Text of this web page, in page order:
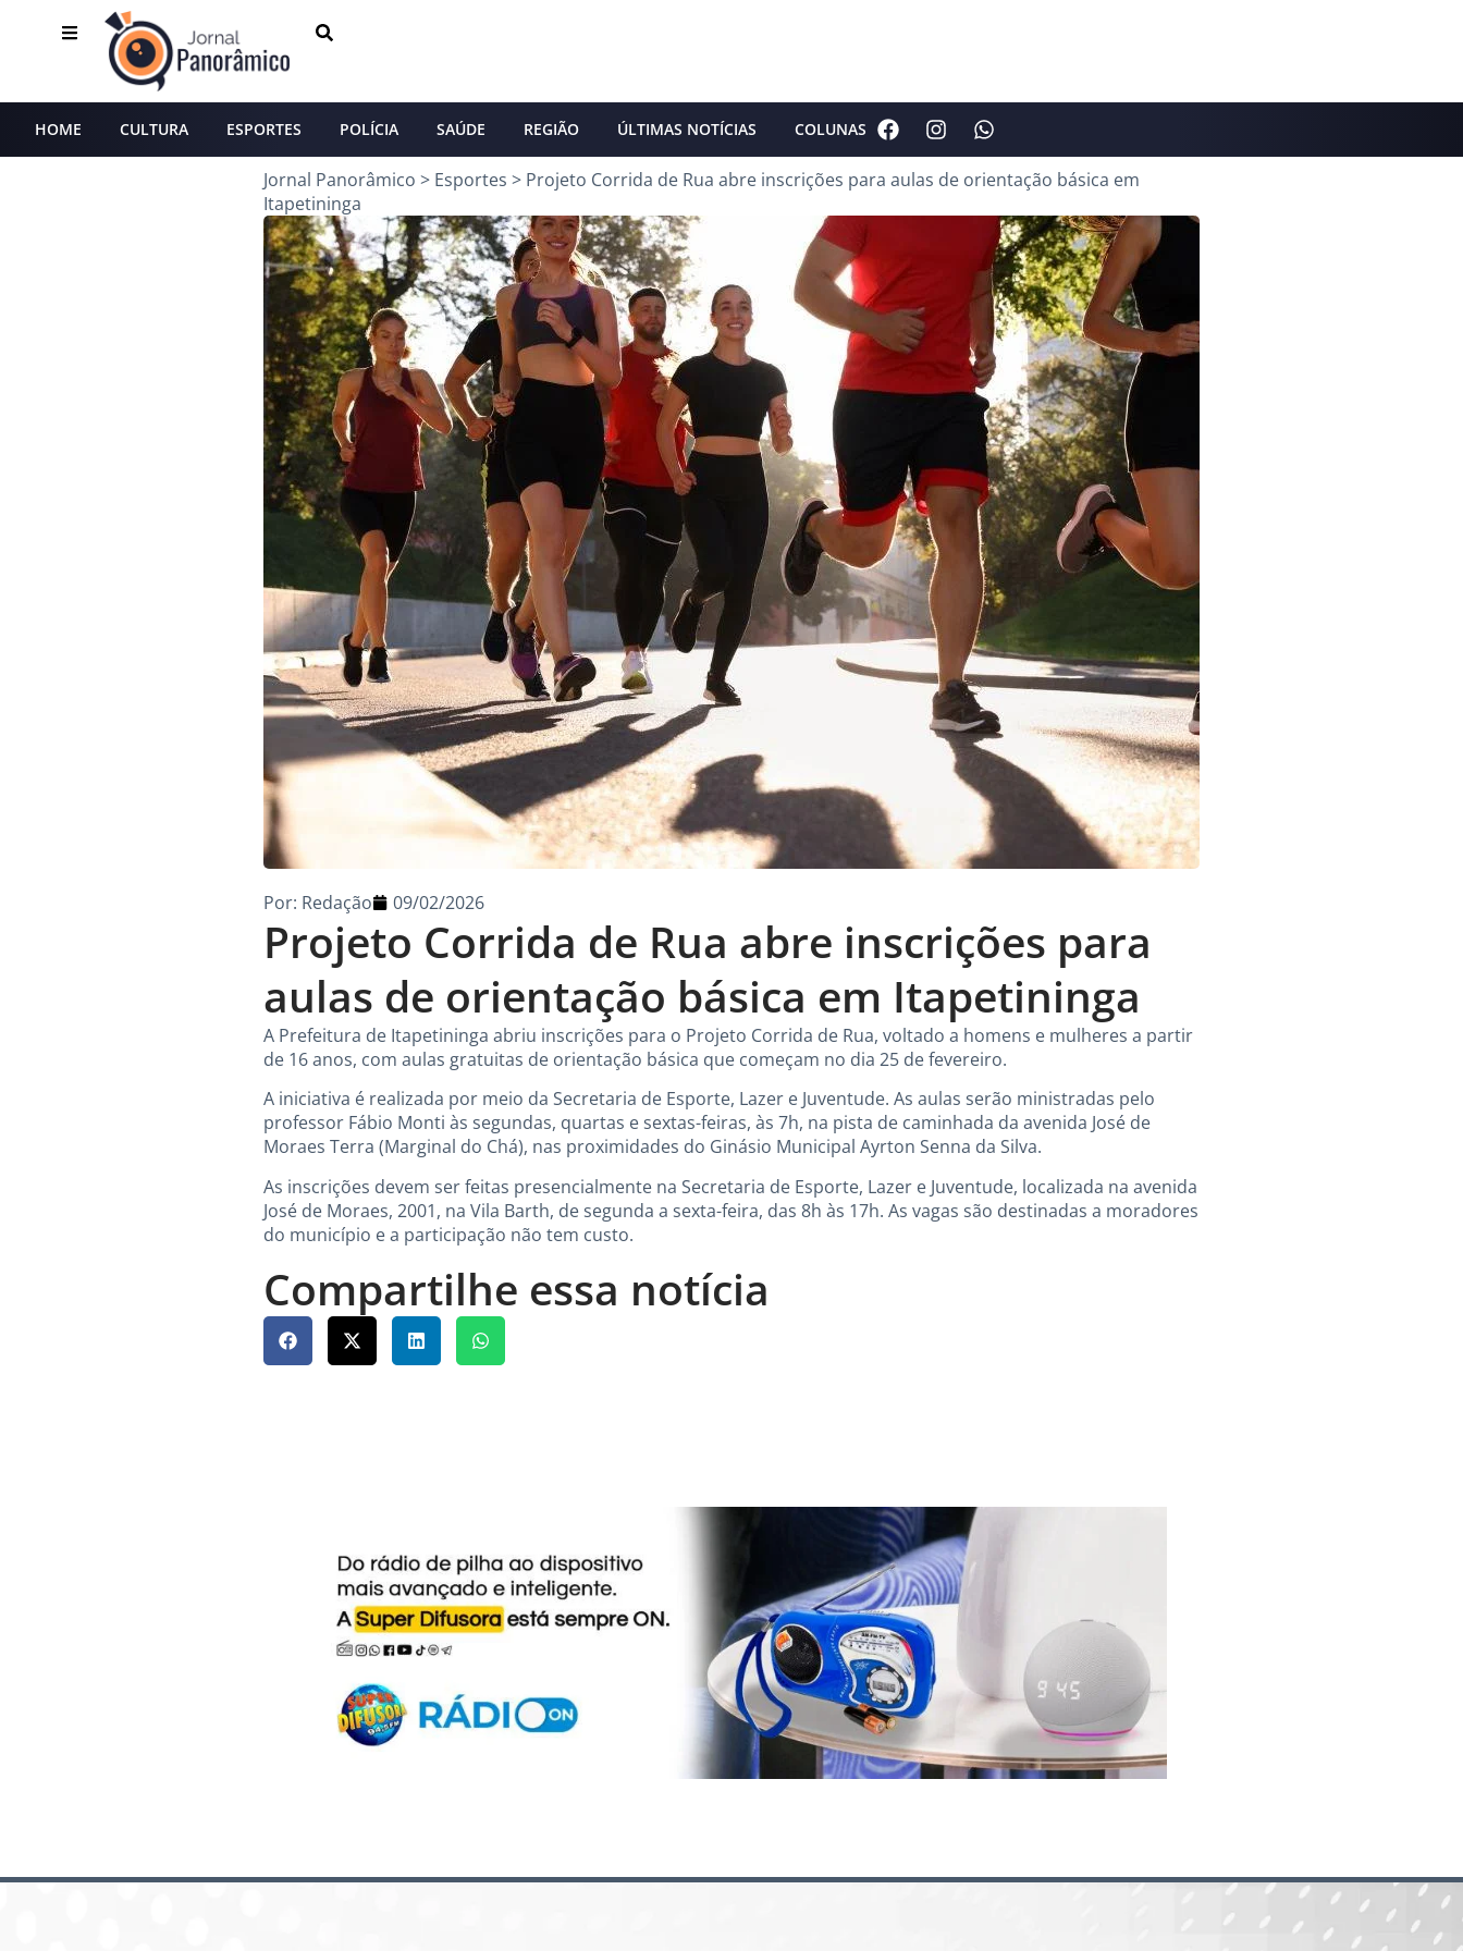
HOME CULTURA ESPORTES POLÍCIA SAÚDE REGIÃO ÚLTIMAS NOTÍCIAS COLUNAS
Jornal Panorâmico > Esportes > Projeto Corrida de Rua abre inscrições para aulas de orientação básica em
Itapetininga
Projeto Corrida de Rua abre inscrições para
aulas de orientação básica em Itapetininga
Por: Redação 09/02/2026
A Prefeitura de Itapetininga abriu inscrições para o Projeto Corrida de Rua, voltado a homens e mulheres a partir
de 16 anos, com aulas gratuitas de orientação básica que começam no dia 25 de fevereiro.
A iniciativa é realizada por meio da Secretaria de Esporte, Lazer e Juventude. As aulas serão ministradas pelo
professor Fábio Monti às segundas, quartas e sextas-feiras, às 7h, na pista de caminhada da avenida José de
Moraes Terra (Marginal do Chá), nas proximidades do Ginásio Municipal Ayrton Senna da Silva.
As inscrições devem ser feitas presencialmente na Secretaria de Esporte, Lazer e Juventude, localizada na avenida
José de Moraes, 2001, na Vila Barth, de segunda a sexta-feira, das 8h às 17h. As vagas são destinadas a moradores
do município e a participação não tem custo.
Compartilhe essa notícia